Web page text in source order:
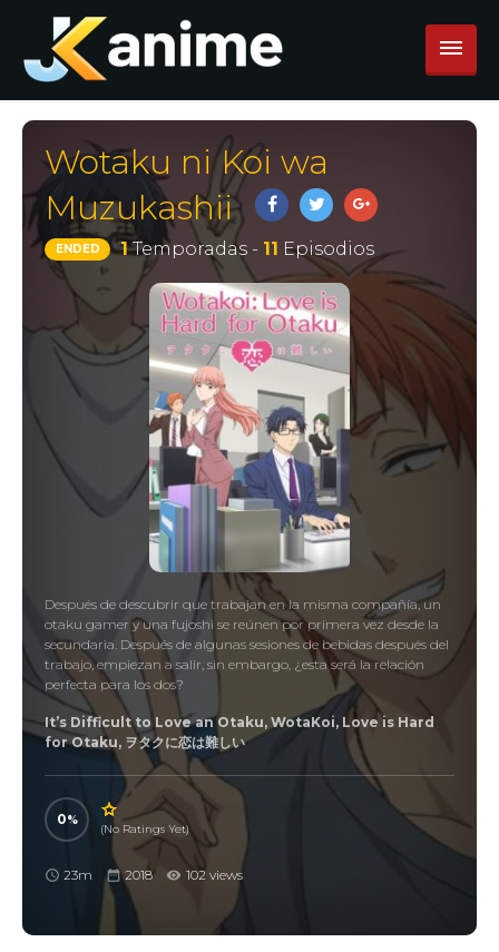
Wotaku ni Koi wa
Muzukashii
ENDED 1Temporadas - 11 Episodios
Después de descubrir que trabajan en la misma compañía, un
otaku gamer y una fujoshi se reúnen por primera vez desde la
secundaria. Después de algunas sesiones de bebidas después del
trabajo, empiezan a salir, sin embargo, ¿esta será la relación
perfecta para los dos?
It’s Difficult to Love an Otaku, WotaKoi, Love is Hard
for Otaku, ヲタクに恋は難しい
0
(No Ratings Yet)
23m 2018 102 views